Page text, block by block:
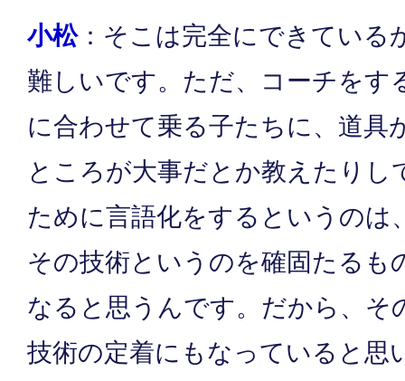
小松：そこは完全にできている
難しいです。ただ、コーチをす
に合わせて乗る子たちに、道具
ところが大事だとか教えたりし
ために言語化をするというのは
その技術というのを確固たるも
なると思うんです。だから、そ
技術の定着にもなっていると思